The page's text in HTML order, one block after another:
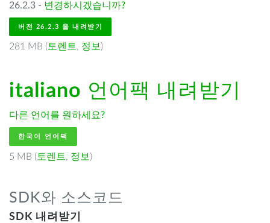
26.2.3 - 변경하시겠습니까?
버전 26.2.3 을 내려받기
281 MB ( 토렌트, 정보 )
italiano 언어팩 내려받기
다른 언어를 원하세요?
한국어 언어팩
5 MB ( 토렌트, 정보 )
SDK와 소스코드
SDK 내려받기